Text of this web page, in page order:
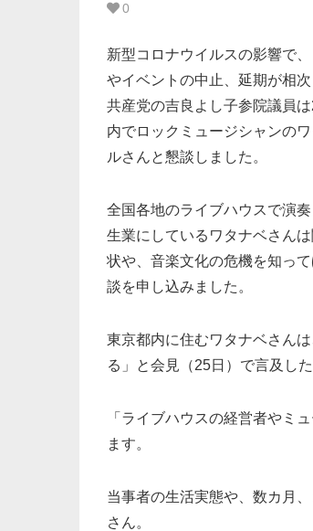
0
新型コロナウイルスの影響で、
やイベントの中止、延期が相
共産党の吉良よし子参院議員
内でロックミュージシャンの
ルさんと懇談しました。
全国各地のライブハウスで演
生業にしているワタナベさん
状や、音楽文化の危機を知っ
談を申し込みました。
東京都内に住むワタナベさん
る」と会見（25日）で言及し
「ライブハウスの経営者やミ
ます。
当事者の生活実態や、数カ月
さん。